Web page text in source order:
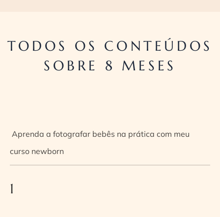
TODOS OS CONTEÚDOS
SOBRE 8 MESES
Aprenda a fotografar bebês na prática com meu
curso newborn
1